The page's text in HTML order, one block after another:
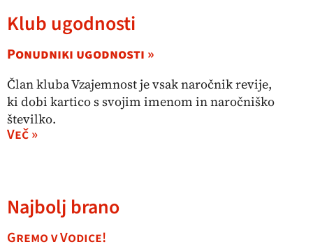
Klub ugodnosti
Ponudniki ugodnosti »
Član kluba Vzajemnost je vsak naročnik revije,
ki dobi kartico s svojim imenom in naročniško
številko.
Več »
Najbolj brano
Gremo v Vodice!